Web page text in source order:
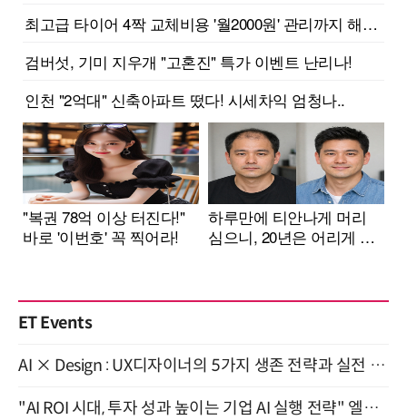
ET Events
AI × Design : UX디자이너의 5가지 생존 전략과 실전 대응 8월 28일 개최
"AI ROI 시대, 투자 성과 높이는 기업 AI 실행 전략" 엘타워 6층 (9월 18일)